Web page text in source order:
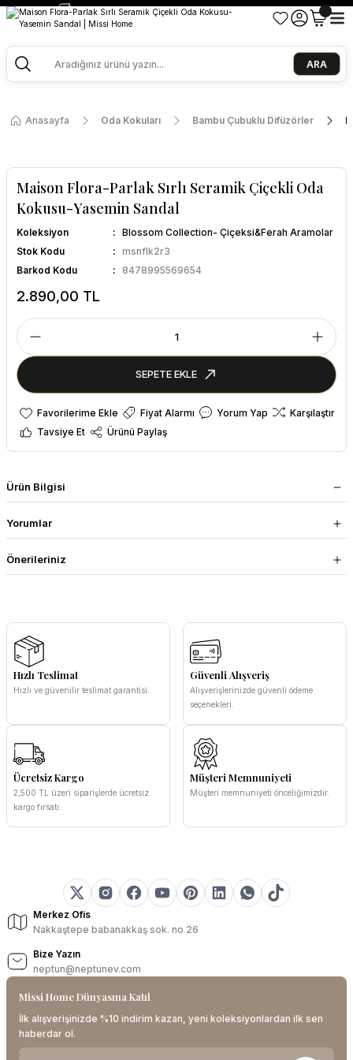
2500 TL ve Üzeri Alışverişlerde Kargo Bedava!
Missi Kokularda 3 Al 2 Öde
ARA
Anasayfa Oda Kokuları Bambu Çubuklu Difüzörler
Maison Flora-Parlak Sırlı Seramik Çiçekli Oda
Kokusu-Yasemin Sandal
Koleksiyon
Blossom Collection- Çiçeksi&Ferah Aramolar
Stok Kodu
msnflk2r3
Barkod Kodu
8478995569654
2.890,00 TL
SEPETE EKLE
Fiyat Alarmı Yorum Yap
Karşılaştır
Tavsiye Et
Ürünü Paylaş
Ürün Bilgisi
Yorumlar
Önerileriniz
Hızlı Teslimat
Hızlı ve güvenilir teslimat garantisi.
Güvenli Alışveriş
Alışverişlerinizde güvenli ödeme
seçenekleri.
Ücretsiz Kargo
2,500 TL üzeri siparişlerde ücretsiz
kargo fırsatı.
Müşteri Memnuniyeti
Müşteri memnuniyeti önceliğimizdir.
Merkez Ofis
Nakkaştepe babanakkaş sok. no 26
Bize Yazın
neptun@neptunev.com
Missi Home Dünyasına Katıl
İlk alışverişinizde %10 indirim kazan, yeni koleksiyonlardan ilk sen
haberdar ol.